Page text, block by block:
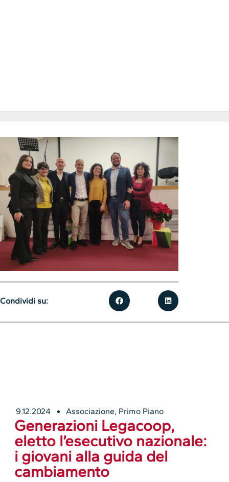
9.12.2024 Associazione, Primo Piano
Generazioni Legacoop,
eletto l’esecutivo nazionale:
i giovani alla guida del
cambiamento
Condividi su: